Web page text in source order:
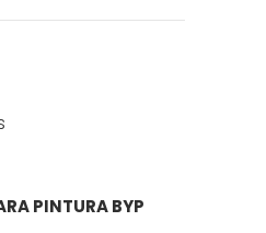
PINTURA BYP